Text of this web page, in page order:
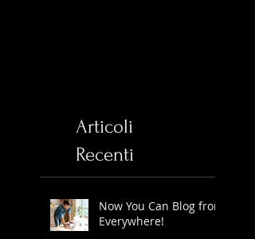
Articoli
Recenti
Now You Can Blog from
Everywhere!